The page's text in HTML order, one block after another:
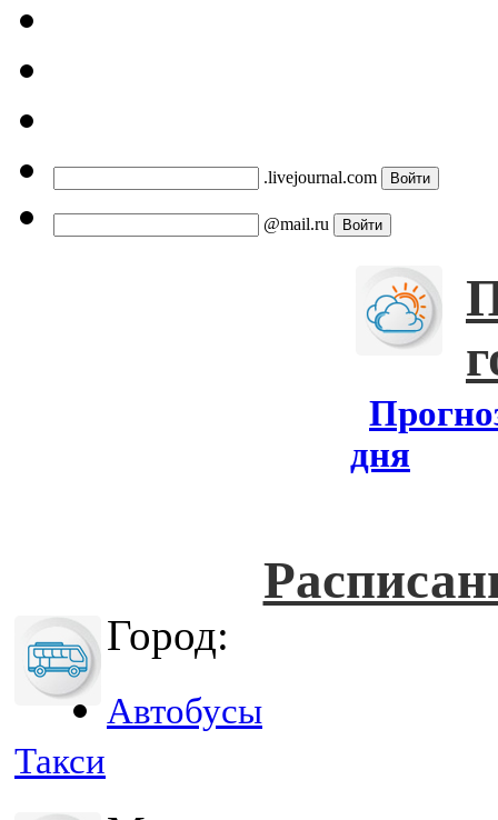
.livejournal.com
@mail.ru
дня
Город:
Автобусы
Такси